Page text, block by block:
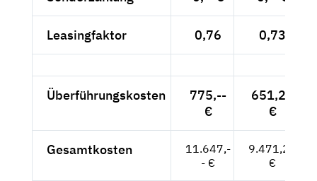
Leasingfaktor 0,76 0,73
Überführungskosten
775,--
€
651,26
€
Gesamtkosten
11.647,-
- €
9.471,26
€